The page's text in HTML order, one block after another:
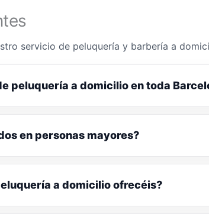
servicio de peluquería y barbería a
peluquería a domicilio en toda
en personas mayores?
a domicilio ofrecéis?